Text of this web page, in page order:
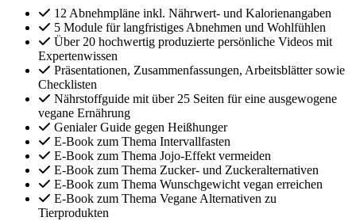
12 Abnehmpläne inkl. Nährwert- und Kalorienangaben
5 Module für langfristiges Abnehmen und Wohlfühlen
Über 20 hochwertig produzierte persönliche Videos mit
Expertenwissen
Präsentationen, Zusammenfassungen, Arbeitsblätter sowie
Checklisten
Nährstoffguide mit über 25 Seiten für eine ausgewogene
vegane Ernährung
Genialer Guide gegen Heißhunger
E-Book zum Thema Intervallfasten
E-Book zum Thema Jojo-Effekt vermeiden
E-Book zum Thema Zucker- und Zuckeralternativen
E-Book zum Thema Wunschgewicht vegan erreichen
E-Book zum Thema Vegane Alternativen zu
Tierprodukten